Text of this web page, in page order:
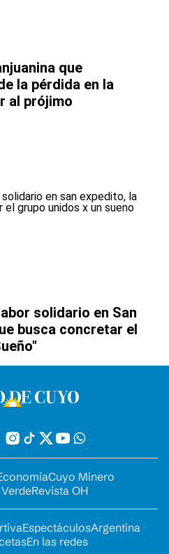
que
la pérdida en la
al prójimo
solidario en San
busca concretar el
Cuyo Minero
Revista OH
EspectáculosArgentina
En las redes